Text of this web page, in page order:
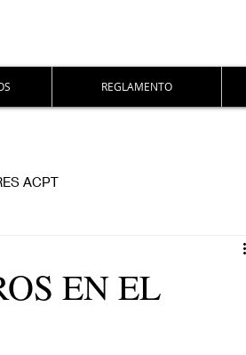
REGLAMENTO
ACPT
EN EL